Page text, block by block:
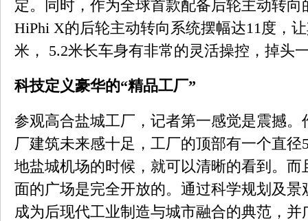
定。同时，作为全球首款配备后轮主动转
HiPhi X的后轮主动转向系统摆幅达11度，
米， 5.2米长车身有非常的灵活操控，掉头
科技定义豪华的“精品工厂”
参观高合盐城工厂，记者第一感觉是震撼
厂建筑未来感十足，工厂的顶部有一个直径
地盐城机场的时候，就可以清晰的看到。
面的广场是完全开放的。通过科学规划及
成为后现代工业制造与城市融合的典范，